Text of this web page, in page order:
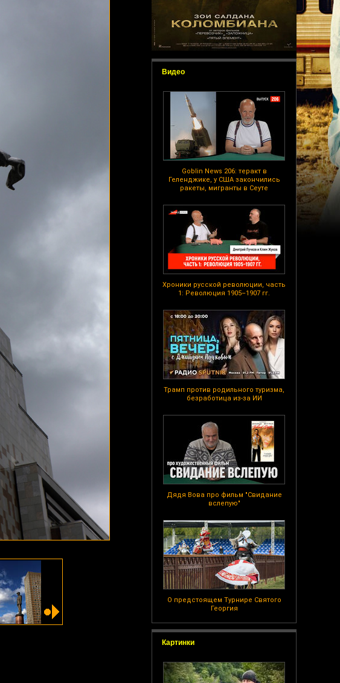
Видео
Goblin News 206: теракт в
Геленджике, у США закончились
ракеты, мигранты в Сеуте
Хроники русской революции, часть
1: Революция 1905–1907 гг.
Трамп против родильного туризма,
безработица из-за ИИ
Дядя Вова про фильм "Свидание
вслепую"
О предстоящем Турнире Святого
Георгия
Картинки